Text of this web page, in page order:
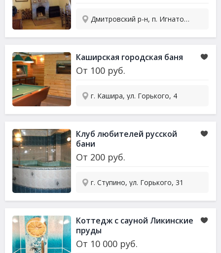
Дмитровский р-н, п. Игнатово, 166
Каширская городская баня
От 100 руб.
г. Кашира, ул. Горького, 4
Клуб любителей русской
бани
От 200 руб.
г. Ступино, ул. Горького, 31
Коттедж с сауной Ликинские
пруды
От 10 000 руб.